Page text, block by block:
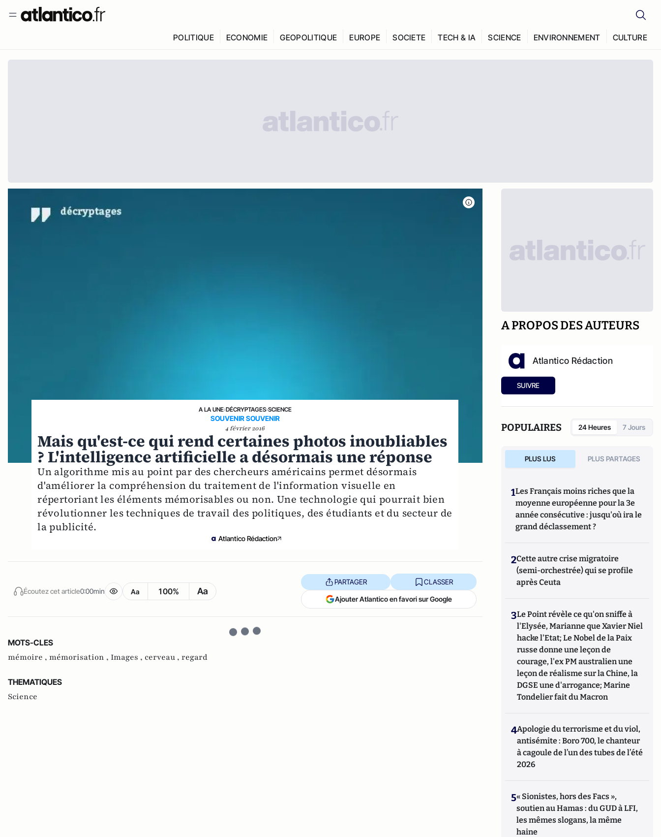
POLITIQUE ECONOMIE GEOPOLITIQUE EUROPE SOCIETE TECH & IA SCIENCE ENVIRONNEMENT CULTURE
A LA UNE›DÉCRYPTAGES›SCIENCE
SOUVENIR SOUVENIR
4 février 2016
Mais qu'est-ce qui rend certaines photos inoubliables
? L'intelligence artificielle a désormais une réponse
Un algorithme mis au point par des chercheurs américains permet désormais
d'améliorer la compréhension du traitement de l'information visuelle en
répertoriant les éléments mémorisables ou non. Une technologie qui pourrait bien
révolutionner les techniques de travail des politiques, des étudiants et du secteur de
la publicité.
Atlantico Rédaction
Écoutez cet article0:00min Aa 100% Aa
PARTAGER CLASSER
Ajouter Atlantico en favori sur Google
MOTS-CLES
mémoire , mémorisation , Images , cerveau , regard
THEMATIQUES
Science
A PROPOS DES AUTEURS
Atlantico Rédaction
SUIVRE
POPULAIRES 24 Heures 7 Jours
PLUS LUS PLUS PARTAGES
1Les Français moins riches que la
moyenne européenne pour la 3e
année consécutive : jusqu'où ira le
grand déclassement ?
2Cette autre crise migratoire
(semi-orchestrée) qui se profile
après Ceuta
3Le Point révèle ce qu'on sniffe à
l'Elysée, Marianne que Xavier Niel
hacke l'Etat; Le Nobel de la Paix
russe donne une leçon de
courage, l'ex PM australien une
leçon de réalisme sur la Chine, la
DGSE une d'arrogance; Marine
Tondelier fait du Macron
4Apologie du terrorisme et du viol,
antisémite : Boro 700, le chanteur
à cagoule de l’un des tubes de l’été
2026
5« Sionistes, hors des Facs »,
soutien au Hamas : du GUD à LFI,
les mêmes slogans, la même
haine